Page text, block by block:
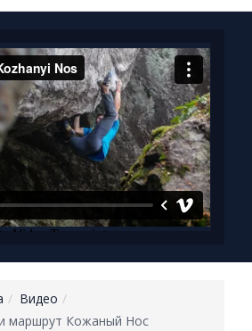
Видео
маршрут Кожаный Нос